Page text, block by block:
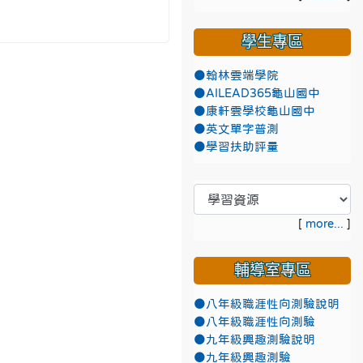
學生專區
●翰林雲端學院
●AILEAD365龜山國中
●康軒雲學校龜山國中
●英文單字普測
●學習扶助評量
[ more... ]
輔導室專區
●八年級職涯性向測驗說明
●八年級職涯性向測驗
●九年級興趣測驗說明
●九年級興趣測驗